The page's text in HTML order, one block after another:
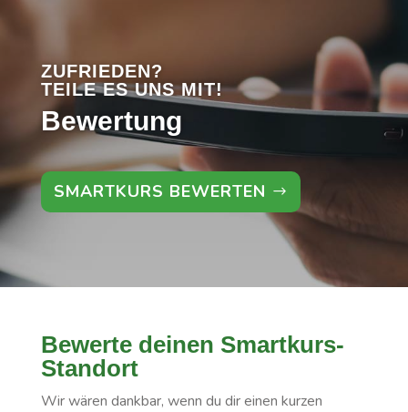
ZUFRIEDEN?
TEILE ES UNS MIT!
Bewertung
SMARTKURS BEWERTEN
Bewerte deinen Smartkurs-
Standort
Wir wären dankbar, wenn du dir einen kurzen